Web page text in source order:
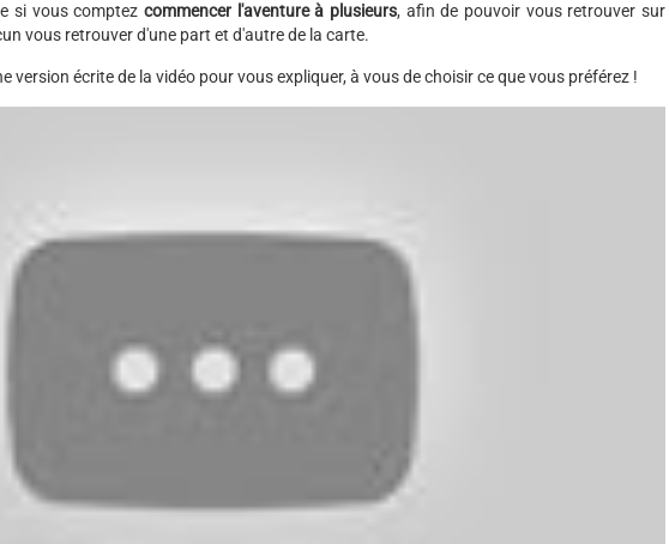
si vous comptez commencer l'aventure à plusieurs, afin de pouvoir vous retrouver sur
vous retrouver d'une part et d'autre de la carte.
version écrite de la vidéo pour vous expliquer, à vous de choisir ce que vous préférez !